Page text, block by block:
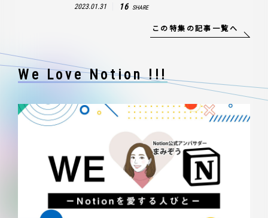
2023.01.31 16 SHARE
この特集の記事一覧へ
We Love Notion !!!